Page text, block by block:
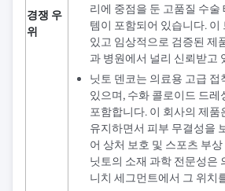
경쟁 우
위
리에 중점을 둔 고품질 수술
템이 포함되어 있습니다. 이
있고 임상적으로 검증된 제
과 병원에서 널리 신뢰받고
닛토 덴코는 의료용 고급 접
있으며, 수화 콜로이드 드레
포함합니다. 이 회사의 제품
유지하면서 피부 무결성을
어 상처 보호 및 스포츠 부
닛토의 소재 과학 전문성은
니치 세그먼트에서 그 위치